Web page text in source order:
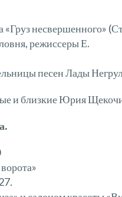
несвершенного»
режиссеры Е.
песен Лады
и близкие Юрия